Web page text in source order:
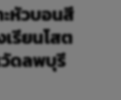
หัวบอนสี
เรียนโสต
ดลพบุรี